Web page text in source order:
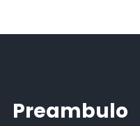
Preambulo